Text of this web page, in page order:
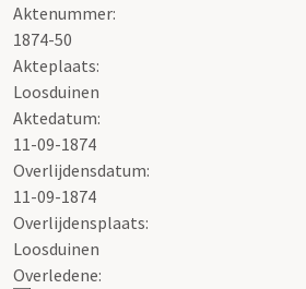
Aktenummer:
1874-50
Akteplaats:
Loosduinen
Aktedatum:
11-09-1874
Overlijdensdatum:
11-09-1874
Overlijdensplaats:
Loosduinen
Overledene: